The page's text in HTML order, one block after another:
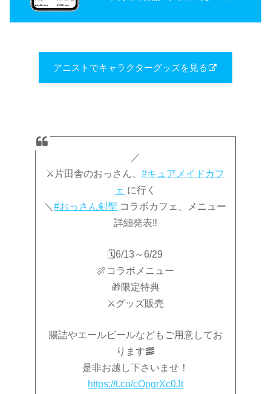
アニストでキャラクターグッズを見る
／
⚔️片田舎のおっさん、#キュアメイドカフ
ェ に行く
＼#おっさん剣聖 コラボカフェ、メニュー
詳細発表‼
🗓️6/13～6/29
🍖コラボメニュー
🎁限定特典
⚔️グッズ販売
腸詰やエールビールなどもご用意してお
ります🥓
是非お越し下さいませ！
https://t.co/cOpgrXc0Jt